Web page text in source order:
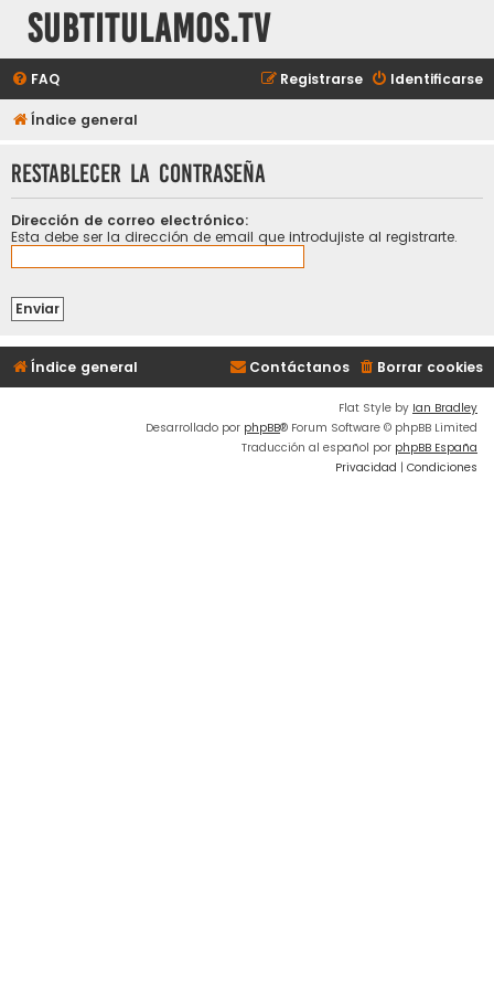
subtitulamos.tv
FAQ Identificarse
Registrarse
Índice general
Restablecer la contraseña
Dirección de correo electrónico:
Esta debe ser la dirección de email que introdujiste al registrarte.
Índice general Borrar cookies
Contáctanos
Flat Style by Ian Bradley
Desarrollado por phpBB® Forum Software © phpBB Limited
Traducción al español por phpBB España
Privacidad | Condiciones